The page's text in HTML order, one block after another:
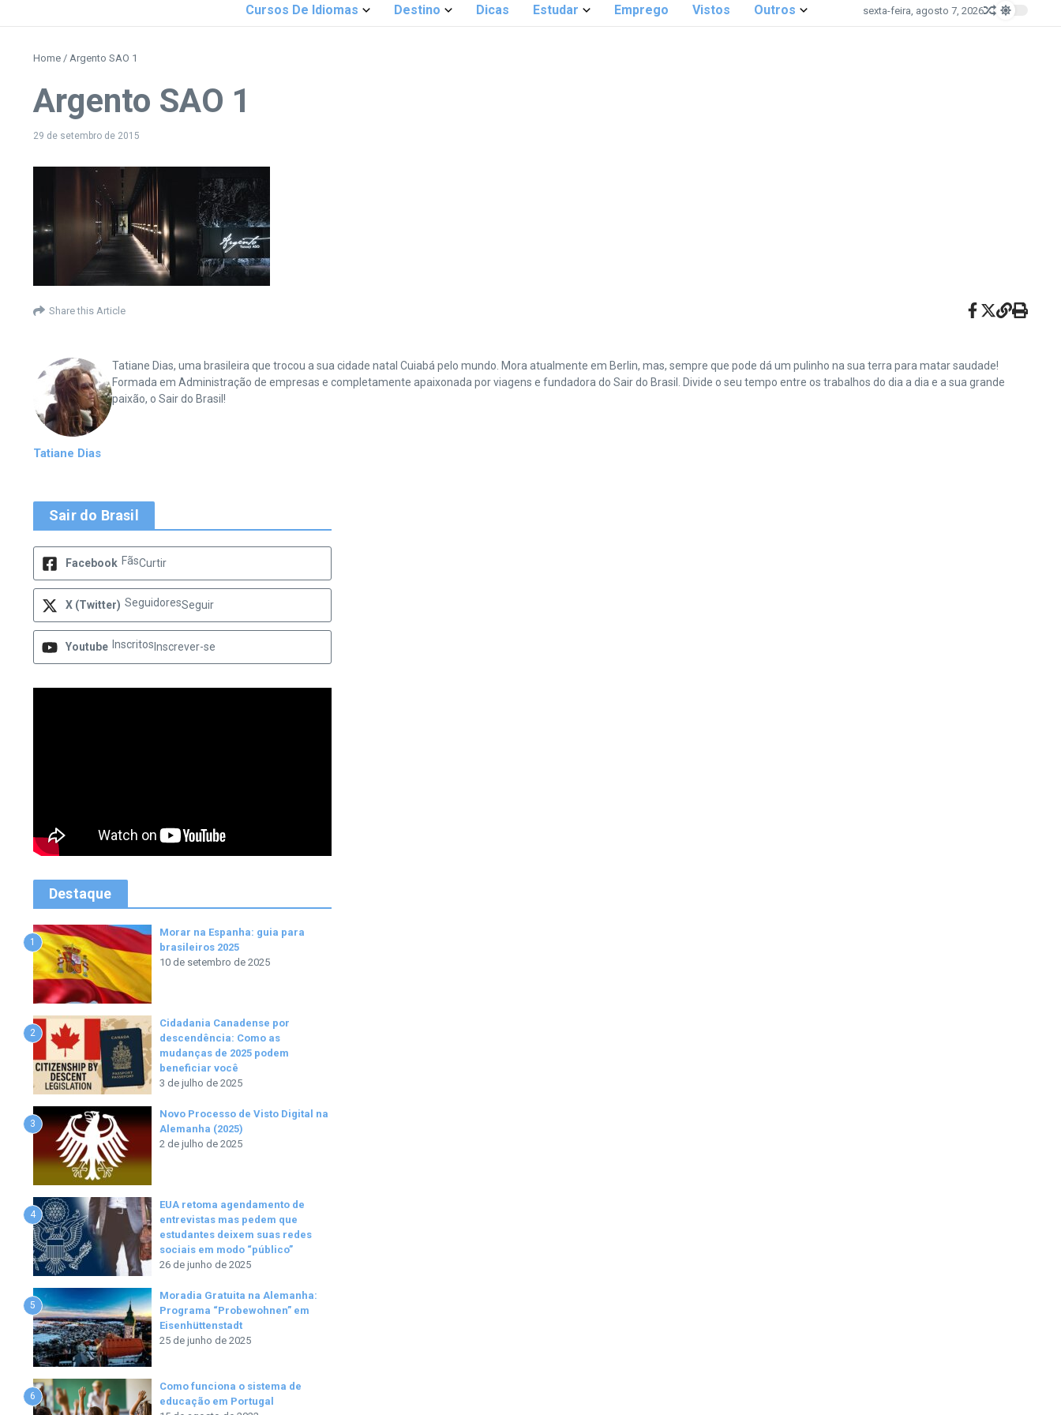
Cursos De Idiomas Destino Dicas Estudar Emprego Vistos Outros sexta-feira, agosto 7, 2026
Home / Argento SAO 1
Argento SAO 1
29 de setembro de 2015
Share this Article
Tatiane Dias
Tatiane Dias, uma brasileira que trocou a sua cidade natal Cuiabá pelo mundo. Mora atualmente em Berlin, mas, sempre que pode dá um pulinho na sua terra para matar saudade!
Formada em Administração de empresas e completamente apaixonada por viagens e fundadora do Sair do Brasil. Divide o seu tempo entre os trabalhos do dia a dia e a sua grande
paixão, o Sair do Brasil!
Sair do Brasil
Facebook FãsCurtir
X (Twitter) SeguidoresSeguir
Youtube Inscritos Inscrever-se
Destaque
1
Morar na Espanha: guia para
brasileiros 2025
10 de setembro de 2025
2
Cidadania Canadense por
descendência: Como as
mudanças de 2025 podem
beneficiar você
3 de julho de 2025
3
Novo Processo de Visto Digital na
Alemanha (2025)
2 de julho de 2025
4
EUA retoma agendamento de
entrevistas mas pedem que
estudantes deixem suas redes
sociais em modo “público”
26 de junho de 2025
5
Moradia Gratuita na Alemanha:
Programa “Probewohnen” em
Eisenhüttenstadt
25 de junho de 2025
6
Como funciona o sistema de
educação em Portugal